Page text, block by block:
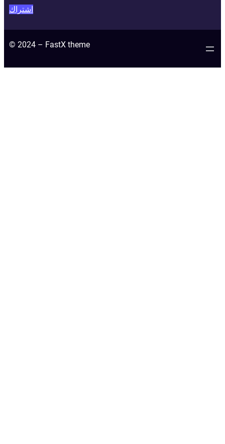
اشتراك
© 2024 – FastX theme